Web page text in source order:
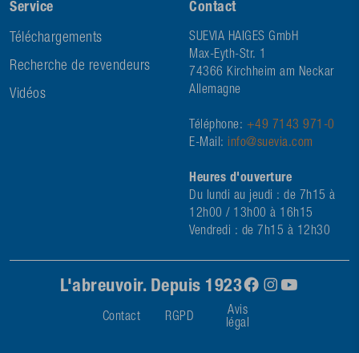
Service
Téléchargements
Recherche de revendeurs
Vidéos
Contact
SUEVIA HAIGES GmbH
Max-Eyth-Str. 1
74366 Kirchheim am Neckar
Allemagne
Téléphone: +49 7143 971-0
E-Mail: info@suevia.com
Heures d'ouverture
Du lundi au jeudi : de 7h15 à
12h00 / 13h00 à 16h15
Vendredi : de 7h15 à 12h30
L'abreuvoir. Depuis 1923
Contact RGPD
Avis
légal